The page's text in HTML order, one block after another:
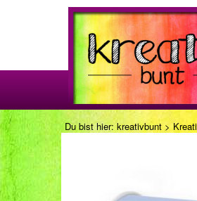
Du bist hier: kreativbunt >